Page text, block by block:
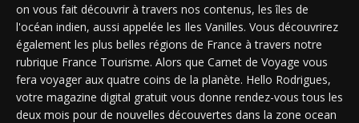
on vous fait découvrir à travers nos contenus, les îles de
l'océan indien, aussi appelée les Iles Vanilles. Vous découvrirez
également les plus belles régions de France à travers notre
rubrique France Tourisme. Alors que Carnet de Voyage vous
fera voyager aux quatre coins de la planète. Hello Rodrigues,
votre magazine digital gratuit vous donne rendez-vous tous les
deux mois pour de nouvelles découvertes dans la zone ocean